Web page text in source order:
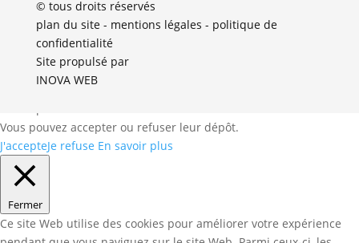
© tous droits réservés
plan du site- mentions légales - politique de
confidentialité
Site propulsé par
INOVA WEB
Vous pouvez accepter ou refuser leur dépôt.
J'accepteJe refuse En savoir plus
Fermer
Ce site Web utilise des cookies pour améliorer votre expérience